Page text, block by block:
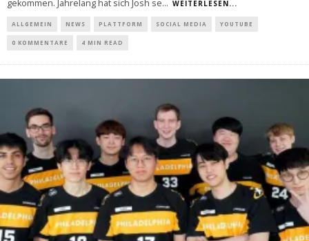
gekommen. Jahrelang hat sich Josh se... WEITERLESEN...
ALLGEMEIN NEWS PLATTFORM SOCIAL MEDIA YOUTUBE
0 KOMMENTARE 4 MIN READ